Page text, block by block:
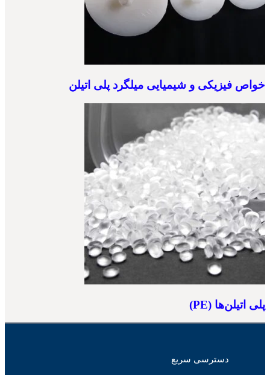
خواص فیزیکی و شیمیایی میلگرد پلی اتیلن
پلی اتیلن‌ها (PE)
دسترسی سریع